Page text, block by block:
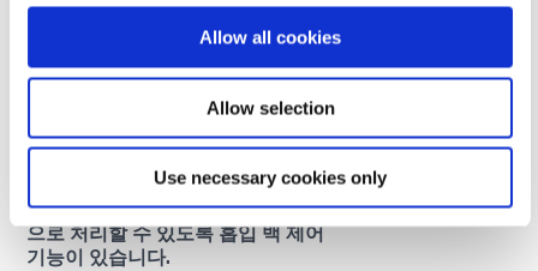
Allow all cookies
Allow selection
Use necessary cookies only
모델 828 정상 개방형 일회용 유체 경
로 밸브는 재료 흐름 속도에 대한 정밀
한 제어를 유지하면서도 더 큰 흐름 속
도를 제공하도록 설계되었습니다. 이
제품은 끈적끈적한 재료를 포함한 저
점도에서 고점도까지 설계되었습니
다. 이 듀얼 피스톤 핀치 밸브는 다양
한 재료와 함께 사용할 수 있으며, 끈
적끈적하고 끈적끈적한 재료를 엉망
으로 처리할 수 있도록 흡입 백 제어
기능이 있습니다.